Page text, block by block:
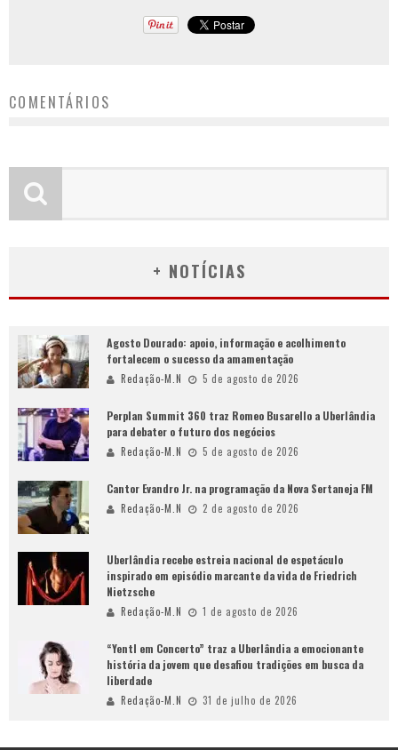
COMENTÁRIOS
+ NOTÍCIAS
Agosto Dourado: apoio, informação e acolhimento
fortalecem o sucesso da amamentação
Redação-M.N 5 de agosto de 2026
Perplan Summit 360 traz Romeo Busarello a Uberlândia
para debater o futuro dos negócios
Redação-M.N 5 de agosto de 2026
Cantor Evandro Jr. na programação da Nova Sertaneja FM
Redação-M.N 2 de agosto de 2026
Uberlândia recebe estreia nacional de espetáculo
inspirado em episódio marcante da vida de Friedrich
Nietzsche
Redação-M.N 1 de agosto de 2026
“Yentl em Concerto” traz a Uberlândia a emocionante
história da jovem que desafiou tradições em busca da
liberdade
Redação-M.N 31 de julho de 2026